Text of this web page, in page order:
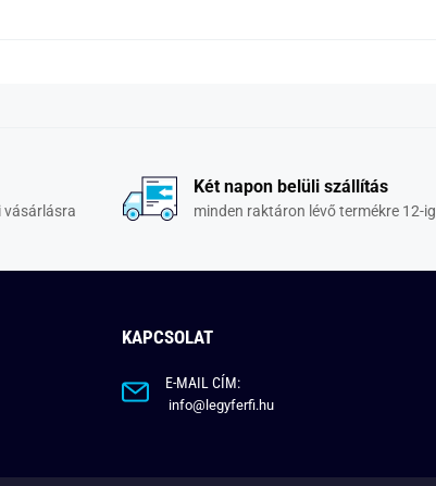
vásárlásra
Két napon belüli szállítás
minden raktáron lévő termékre 12-ig
KAPCSOLAT
E-MAIL CÍM:
info@legyferfi.hu